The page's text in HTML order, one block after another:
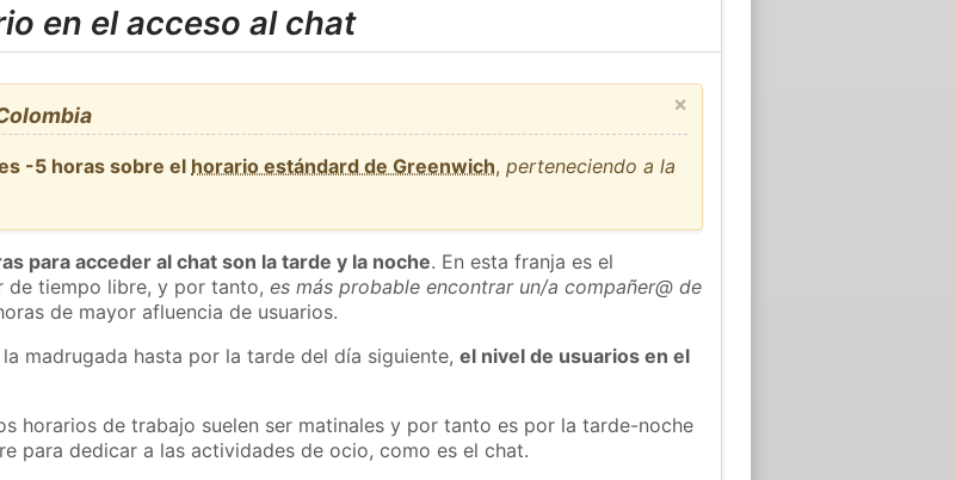
en el acceso al chat
×
-5 horas sobre el horario estándard de Greenwich,perteneciendo a la
para acceder al chat son la tarde y la noche. En esta franja es el
de tiempo libre, y por tanto,es más probable encontrar un/a compañer@ de
de mayor afluencia de usuarios.
madrugada hasta por la tarde del día siguiente,el nivel de usuarios en el
horarios de trabajo suelen ser matinales y por tanto es por la tarde-noche
para dedicar a las actividades de ocio, como es el chat.